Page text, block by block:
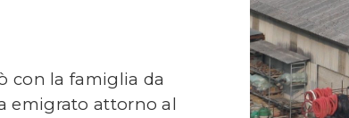
con la famiglia da
emigrato attorno al